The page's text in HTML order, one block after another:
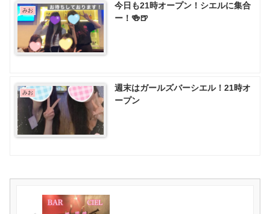
みお
今日も21時オープン！シエルに集合
ー！🍻🍺
みお
週末はガールズバーシエル！21時オ
ープン️